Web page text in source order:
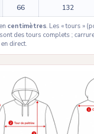
66 132
centimètres. Les « tours »
des tours complets ;
direct.